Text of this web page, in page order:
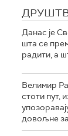
Данас је
шта се
радити, а
Велимир
стоти пут,
довољне